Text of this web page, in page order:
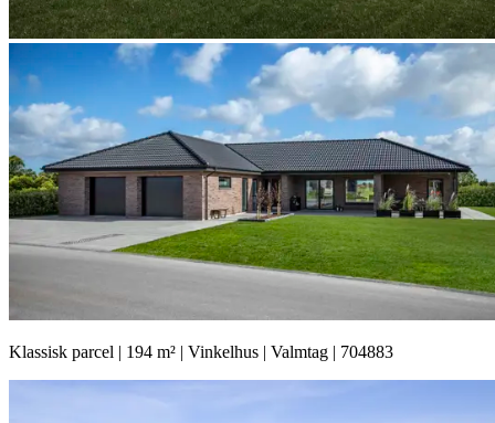
Klassisk parcel | 194 m² | Vinkelhus | Valmtag | 704883